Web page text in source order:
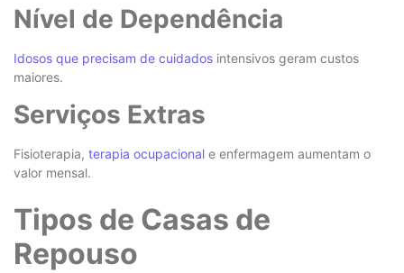
Nível de Dependência
Idosos que precisam de cuidados intensivos geram custos
maiores.
Serviços Extras
Fisioterapia, terapia ocupacional e enfermagem aumentam o
valor mensal.
Tipos de Casas de
Repouso